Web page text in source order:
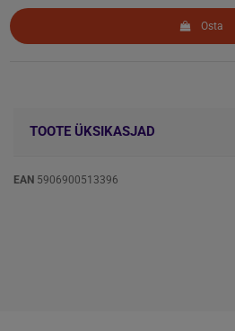
Osta
TOOTE ÜKSIKASJAD
EAN 5906900513396